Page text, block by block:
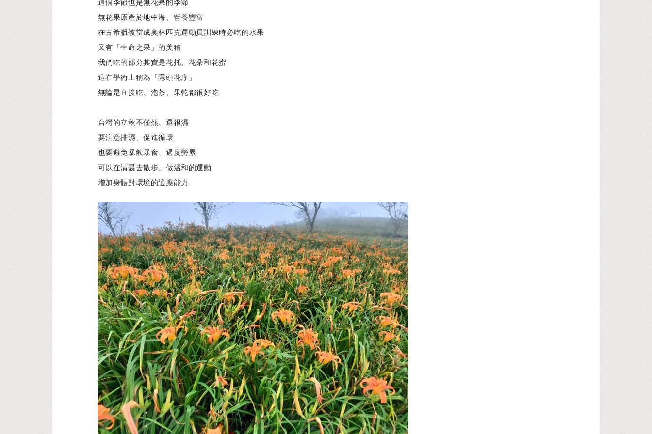
這個季節也是無花果的季節
無花果原產於地中海、營養豐富
在古希臘被當成奧林匹克運動員訓練時必吃的水果
又有「生命之果」的美稱
我們吃的部分其實是花托、花朵和花蜜
這在學術上稱為「隱頭花序」
無論是直接吃、泡茶、果乾都很好吃
台灣的立秋不僅熱、還很濕
要注意排濕、促進循環
也要避免暴飲暴食、過度勞累
可以在清晨去散步、做溫和的運動
增加身體對環境的適應能力